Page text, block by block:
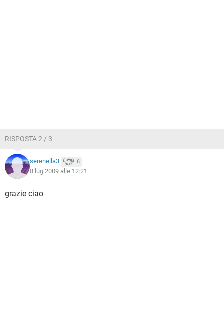
RISPOSTA 2 / 3
serenella3 6
8 lug 2009 alle 12:21
grazie ciao